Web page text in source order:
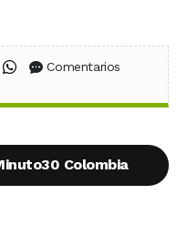
en Facebook
en X (Twitter)
Compartir en WhatsApp
Comentarios
Colombia